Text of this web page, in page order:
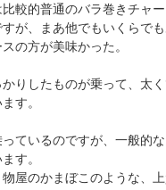
較的普通のバラ巻きチャ
が、まあ他でもいくらで
の方が美味かった。
かりしたものが乗って、太
す。
ているのですが、一般的
す。
物屋のかまぼこのような、